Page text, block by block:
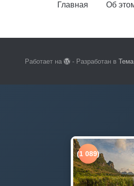
Главная Об
Работает на - Разработан в
(1 089)